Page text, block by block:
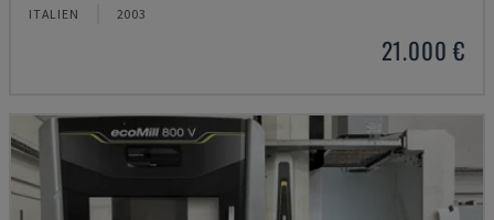
ITALIEN 2003
21.000 €